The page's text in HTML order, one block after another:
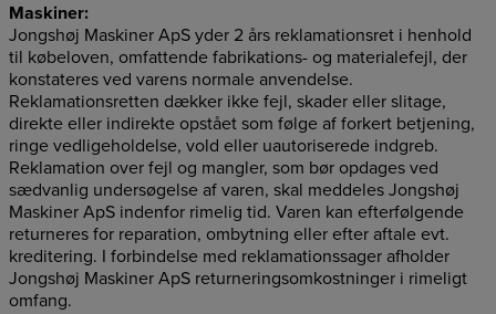
Maskiner:
Jongshøj Maskiner ApS yder 2 års reklamationsret i henhold
til købeloven, omfattende fabrikations- og materialefejl, der
konstateres ved varens normale anvendelse.
Reklamationsretten dækker ikke fejl, skader eller slitage,
direkte eller indirekte opstået som følge af forkert betjening,
ringe vedligeholdelse, vold eller uautoriserede indgreb.
Reklamation over fejl og mangler, som bør opdages ved
sædvanlig undersøgelse af varen, skal meddeles Jongshøj
Maskiner ApS indenfor rimelig tid. Varen kan efterfølgende
returneres for reparation, ombytning eller efter aftale evt.
kreditering. I forbindelse med reklamationssager afholder
Jongshøj Maskiner ApS returneringsomkostninger i rimeligt
omfang.